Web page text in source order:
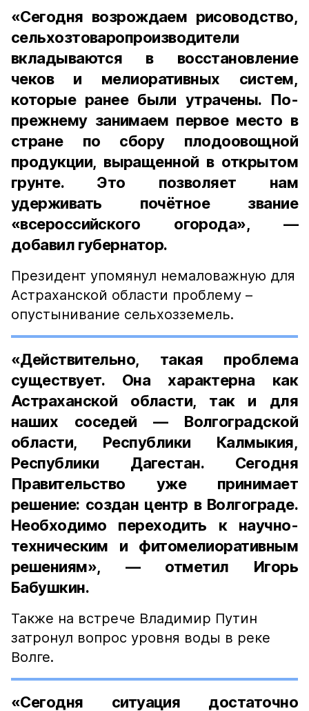
«Сегодня возрождаем рисоводство,
сельхозтоваропроизводители
вкладываются в восстановление
чеков и мелиоративных систем,
которые ранее были утрачены. По-
прежнему занимаем первое место в
стране по сбору плодоовощной
продукции, выращенной в открытом
грунте. Это позволяет нам
удерживать почётное звание
«всероссийского огорода», —
добавил губернатор.
Президент упомянул немаловажную для
Астраханской области проблему –
опустынивание сельхозземель.
«Действительно, такая проблема
существует. Она характерна как
Астраханской области, так и для
наших соседей — Волгоградской
области, Республики Калмыкия,
Республики Дагестан. Сегодня
Правительство уже принимает
решение: создан центр в Волгограде.
Необходимо переходить к научно-
техническим и фитомелиоративным
решениям», — отметил Игорь
Бабушкин.
Также на встрече Владимир Путин
затронул вопрос уровня воды в реке
Волге.
«Сегодня ситуация достаточно